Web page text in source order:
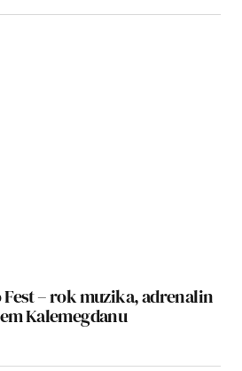
– rok muzika, adrenalin
Kalemegdanu